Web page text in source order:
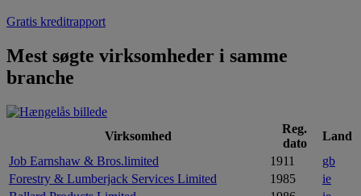
Gratis kreditrapport
Mest søgte virksomheder i samme
branche
Virksomhed
Reg.
dato
Land
Job Earnshaw & Bros.limited
1911
gb
Forestry & Lumberjack Services Limited
1985
ie